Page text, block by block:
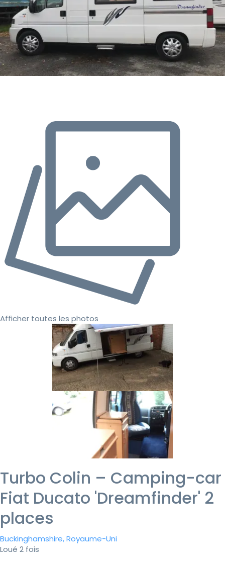
Afficher toutes les photos
Turbo Colin – Camping-car
Fiat Ducato 'Dreamfinder' 2
places
Buckinghamshire, Royaume-Uni
Loué 2 fois